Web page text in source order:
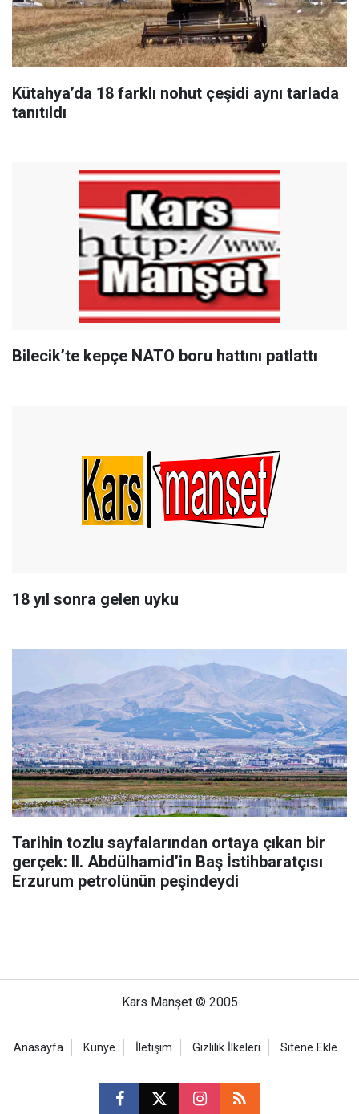
Kütahya’da 18 farklı nohut çeşidi aynı tarlada
tanıtıldı
Bilecik’te kepçe NATO boru hattını patlattı
18 yıl sonra gelen uyku
Tarihin tozlu sayfalarından ortaya çıkan bir
gerçek: II. Abdülhamid’in Baş İstihbaratçısı
Erzurum petrolünün peşindeydi
Kars Manşet © 2005
Anasayfa Künye İletişim Gizlilik İlkeleri Sitene Ekle